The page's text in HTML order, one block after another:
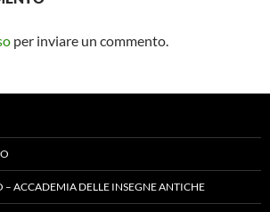
per inviare un commento.
– ACCADEMIA DELLE INSEGNE ANTICHE